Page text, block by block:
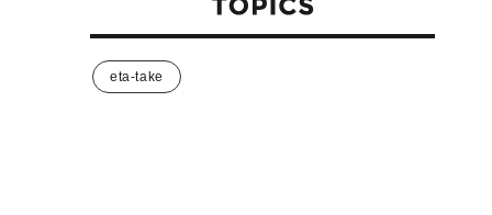
eta-take